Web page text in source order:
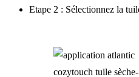
Etape 2 : Sélectionnez la